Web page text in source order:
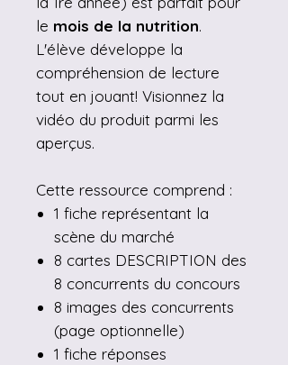
le mois de la nutrition.
L'élève développe la
compréhension de lecture
tout en jouant! Visionnez la
vidéo du produit parmi les
aperçus.
Cette ressource comprend :
1 fiche représentant la
scène du marché
8 cartes DESCRIPTION des
8 concurrents du concours
8 images des concurrents
(page optionnelle)
1 fiche réponses